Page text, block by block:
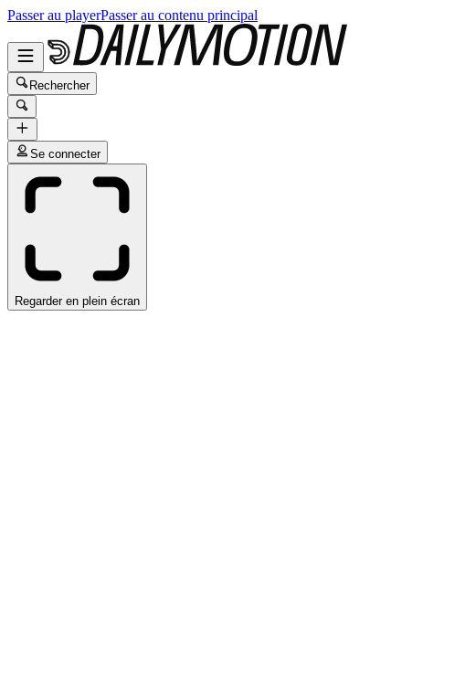
Passer au playerPasser au contenu principal
Rechercher
Se connecter
Regarder en plein écran